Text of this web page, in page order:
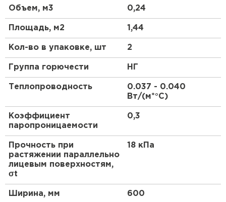
экологичность.
Особенности
Этот материал выделяется своей структурой из
в эксплуатации. Он обладает повышенной
плотностью, устойчивостью к деформациям и
способностью к саморегуляции влажности,
предотвращая образование конденсата.
Уникальные свойства волокон
паропроницаемость, позволяя стенам "дышать"
без потери тепла.
Формат и монтаж
Прямоугольная форма плит упрощает резку и
Объем, м3 0,24
Площадь, м2 1,44
Кол-во в упаковке, шт 2
Группа горючести НГ
Теплопроводность
0.037 - 0.040
Вт/(м*°C)
Коэффициент
паропроницаемости
0,3
Прочность при
растяжении параллельно
лицевым поверхностям,
σt
18 кПа
Ширина, мм 600
Утеплитель Теплекс
ПЕРЕЙТИ
Утеплитель Изомин
Рулонная кровля Брит
Утеплитель Тимплэкс